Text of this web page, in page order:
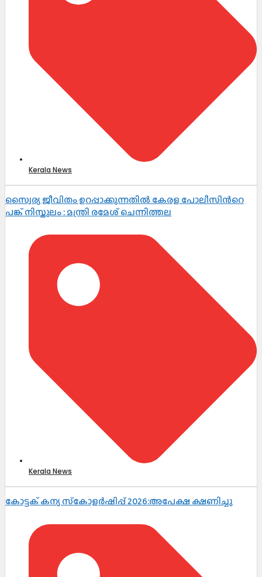
Kerala News
സ്വൈര്യ ജീവിതം ഉറപ്പാക്കുന്നതില്‍ കേരള പോലീസിന്‍റെ
പങ്ക് നിസ്തുലം : മന്ത്രി രമേശ് ചെന്നിത്തല
Kerala News
കോട്ടക് കന്യ സ്‌കോളർഷിപ്പ് 2026:അപേക്ഷ ക്ഷണിച്ചു